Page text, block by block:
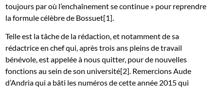
toujours par où l’enchaînement se continue » pour reprendre
la formule célèbre de Bossuet[1].
Telle est la tâche de la rédaction, et notamment de sa
rédactrice en chef qui, après trois ans pleins de travail
bénévole, est appelée à nous quitter, pour de nouvelles
fonctions au sein de son université[2]. Remercions Aude
d’Andria qui a bâti les numéros de cette année 2015 qui